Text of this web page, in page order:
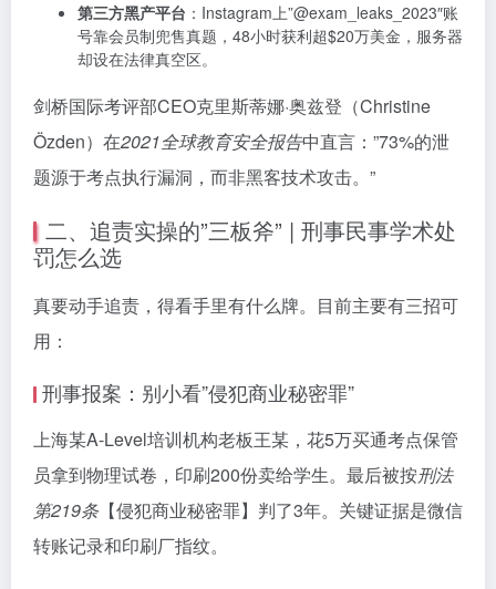
第三方黑产平台 ：Instagram上”@exam_leaks_2023″账
号靠会员制兜售真题，48小时获利超$20万美金，服务器
却设在法律真空区。
剑桥国际考评部CEO克里斯蒂娜·奥兹登（Christine
Özden）在2021全球教育安全报告中直言：”73%的泄
题源于考点执行漏洞，而非黑客技术攻击。”
二、追责实操的”三板斧” | 刑事民事学术处
罚怎么选
真要动手追责，得看手里有什么牌。目前主要有三招可
用：
刑事报案：别小看”侵犯商业秘密罪”
上海某A-Level培训机构老板王某，花5万买通考点保管
员拿到物理试卷，印刷200份卖给学生。最后被按刑法
第219条【侵犯商业秘密罪】判了3年。关键证据是微信
转账记录和印刷厂指纹。